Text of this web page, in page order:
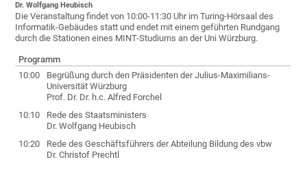
Dr. Wolfgang Heubisch
Die Veranstaltung findet von 10:00-11:30 Uhr im Turing-Hörsaal des
Informatik-Gebäudes statt und endet mit einem geführten Rundgang
durch die Stationen eines MINT-Studiums an der Uni Würzburg.
Programm
10:00
Begrüßung durch den Präsidenten der Julius-Maximilians-
Universität Würzburg
Prof. Dr. Dr. h.c. Alfred Forchel
10:10
Rede des Staatsministers
Dr. Wolfgang Heubisch
10:20
Rede des Geschäftsführers der Abteilung Bildung des vbw
Dr. Christof Prechtl